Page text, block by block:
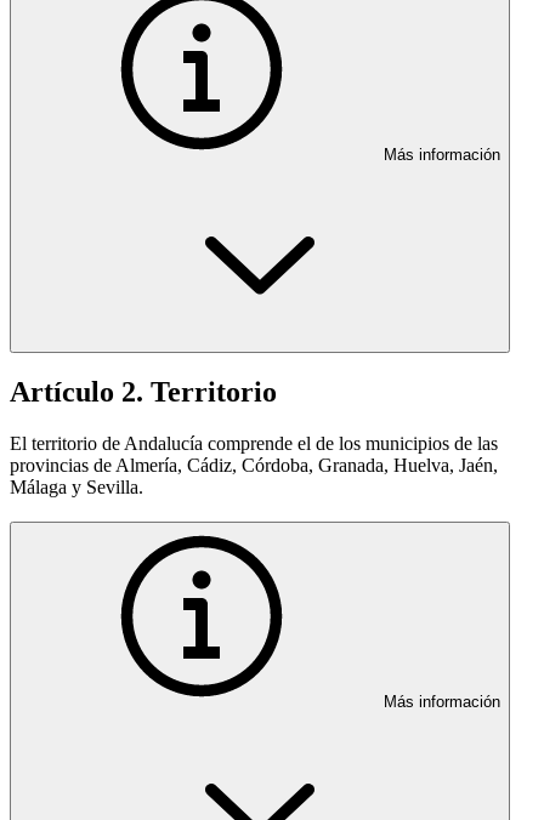
Más información
Artículo 2. Territorio
El territorio de Andalucía comprende el de los municipios de las
provincias de Almería, Cádiz, Córdoba, Granada, Huelva, Jaén,
Málaga y Sevilla.
Más información